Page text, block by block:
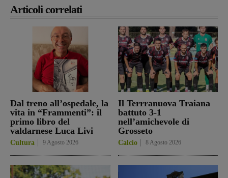
Articoli correlati
Dal treno all’ospedale, la
vita in “Frammenti”: il
primo libro del
valdarnese Luca Livi
Cultura 9 Agosto 2026
Il Terrranuova Traiana
battuto 3-1
nell’amichevole di
Grosseto
Calcio 8 Agosto 2026